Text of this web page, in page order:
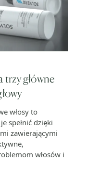
główne
włosy to
spełnić dzięki
zawierającymi
włosów i